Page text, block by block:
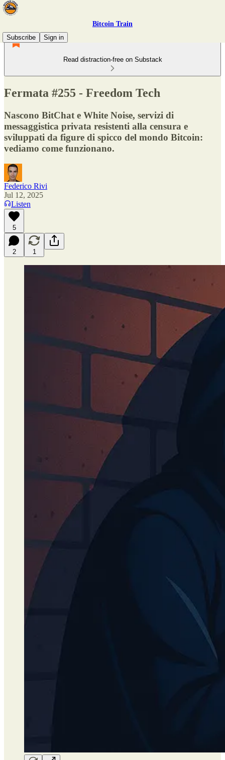
Bitcoin Train
Subscribe
Sign in
Read distraction-free on Substack
Fermata #255 - Freedom Tech
Nascono BitChat e White Noise, servizi di
messaggistica privata resistenti alla censura e
sviluppati da figure di spicco del mondo Bitcoin:
vediamo come funzionano.
Federico Rivi
Jul 12, 2025
Listen
5
2 1